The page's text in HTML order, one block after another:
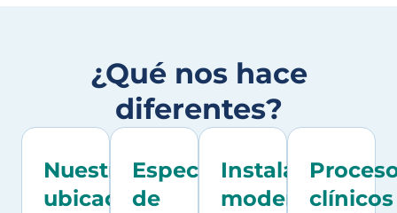
¿Qué nos hace
diferentes?
Nuestra
ubicación
Especialistas
de
Instalaciones
modernasclínicos